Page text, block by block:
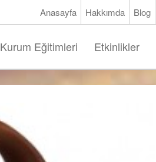
Anasayfa Hakkımda Blog
Kurum Eğitimleri Etkinlikler